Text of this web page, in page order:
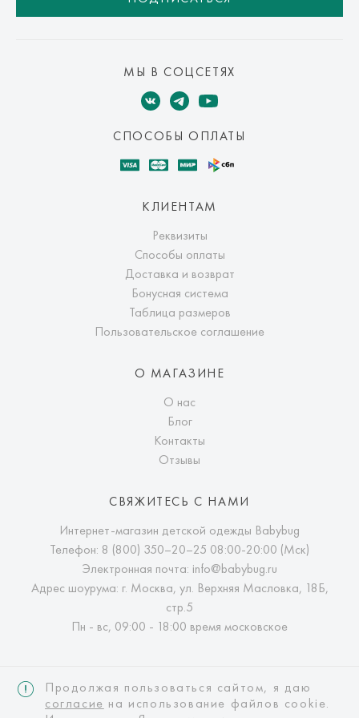
МЫ В СОЦСЕТЯХ
СПОСОБЫ ОПЛАТЫ
КЛИЕНТАМ
Реквизиты
Способы оплаты
Доставка и возврат
Бонусная система
Таблица размеров
Пользовательское соглашение
О МАГАЗИНЕ
О нас
Блог
Контакты
Отзывы
СВЯЖИТЕСЬ С НАМИ
Интернет-магазин детской одежды Babybug
Телефон: 8 (800) 350–20–25 08:00-20:00 (Мск)
Электронная почта: info@babybug.ru
Адрес шоурума: г. Москва, ул. Верхняя Масловка, 18Б,
стр.5
Пн - вс, 09:00 - 18:00 время московское
Продолжая пользоваться сайтом, я даю
согласие на использование файлов cookie.